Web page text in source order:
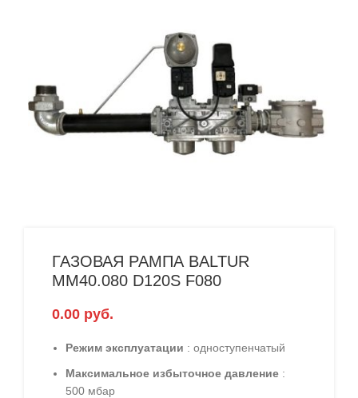
ГАЗОВАЯ РАМПА BALTUR
MM40.080 D120S F080
0.00 руб.
Режим эксплуатации : одноступенчатый
Максимальное избыточное давление :
500 мбар